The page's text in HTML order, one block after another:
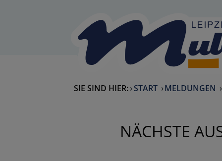
back to home
SIE SIND HIER: START MELDUNGEN
NÄCHSTE